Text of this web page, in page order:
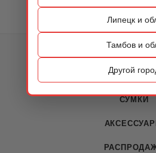
Липецк и
Тамбов и
Другой
ОБУВЬ
СУМКИ